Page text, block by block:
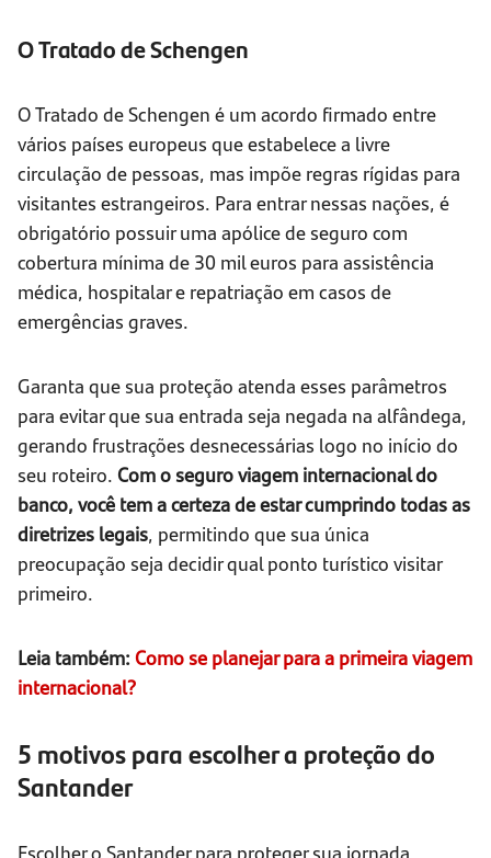
O Tratado de Schengen
O Tratado de Schengen é um acordo firmado entre
vários países europeus que estabelece a livre
circulação de pessoas, mas impõe regras rígidas para
visitantes estrangeiros. Para entrar nessas nações, é
obrigatório possuir uma apólice de seguro com
cobertura mínima de 30 mil euros para assistência
médica, hospitalar e repatriação em casos de
emergências graves.
Garanta que sua proteção atenda esses parâmetros
para evitar que sua entrada seja negada na alfândega,
gerando frustrações desnecessárias logo no início do
seu roteiro. Com o seguro viagem internacional do
banco, você tem a certeza de estar cumprindo todas as
diretrizes legais, permitindo que sua única
preocupação seja decidir qual ponto turístico visitar
primeiro.
Leia também: Como se planejar para a primeira viagem
internacional?
5 motivos para escolher a proteção do
Santander
Escolher o Santander para proteger sua jornada